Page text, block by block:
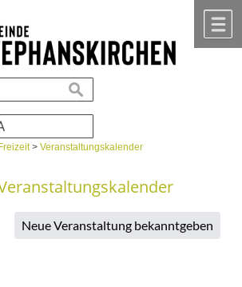
suchen
>Veranstaltungskalender